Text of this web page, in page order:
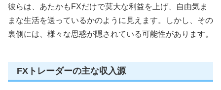
彼らは、あたかもFXだけで莫大な利益を上げ、自由気ま
まな生活を送っているかのように見えます。しかし、その
裏側には、様々な思惑が隠されている可能性があります。
FXトレーダーの主な収入源